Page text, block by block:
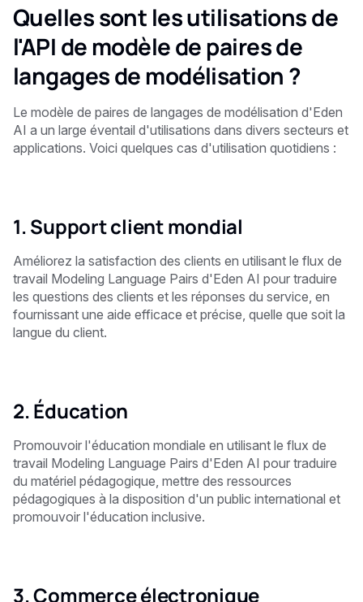
Quelles sont les utilisations de
l'API de modèle de paires de
langages de modélisation ?
Le modèle de paires de langages de modélisation d'Eden
AI a un large éventail d'utilisations dans divers secteurs et
applications. Voici quelques cas d'utilisation quotidiens :
1. Support client mondial
Améliorez la satisfaction des clients en utilisant le flux de
travail Modeling Language Pairs d'Eden AI pour traduire
les questions des clients et les réponses du service, en
fournissant une aide efficace et précise, quelle que soit la
langue du client.
2. Éducation
Promouvoir l'éducation mondiale en utilisant le flux de
travail Modeling Language Pairs d'Eden AI pour traduire
du matériel pédagogique, mettre des ressources
pédagogiques à la disposition d'un public international et
promouvoir l'éducation inclusive.
3. Commerce électronique